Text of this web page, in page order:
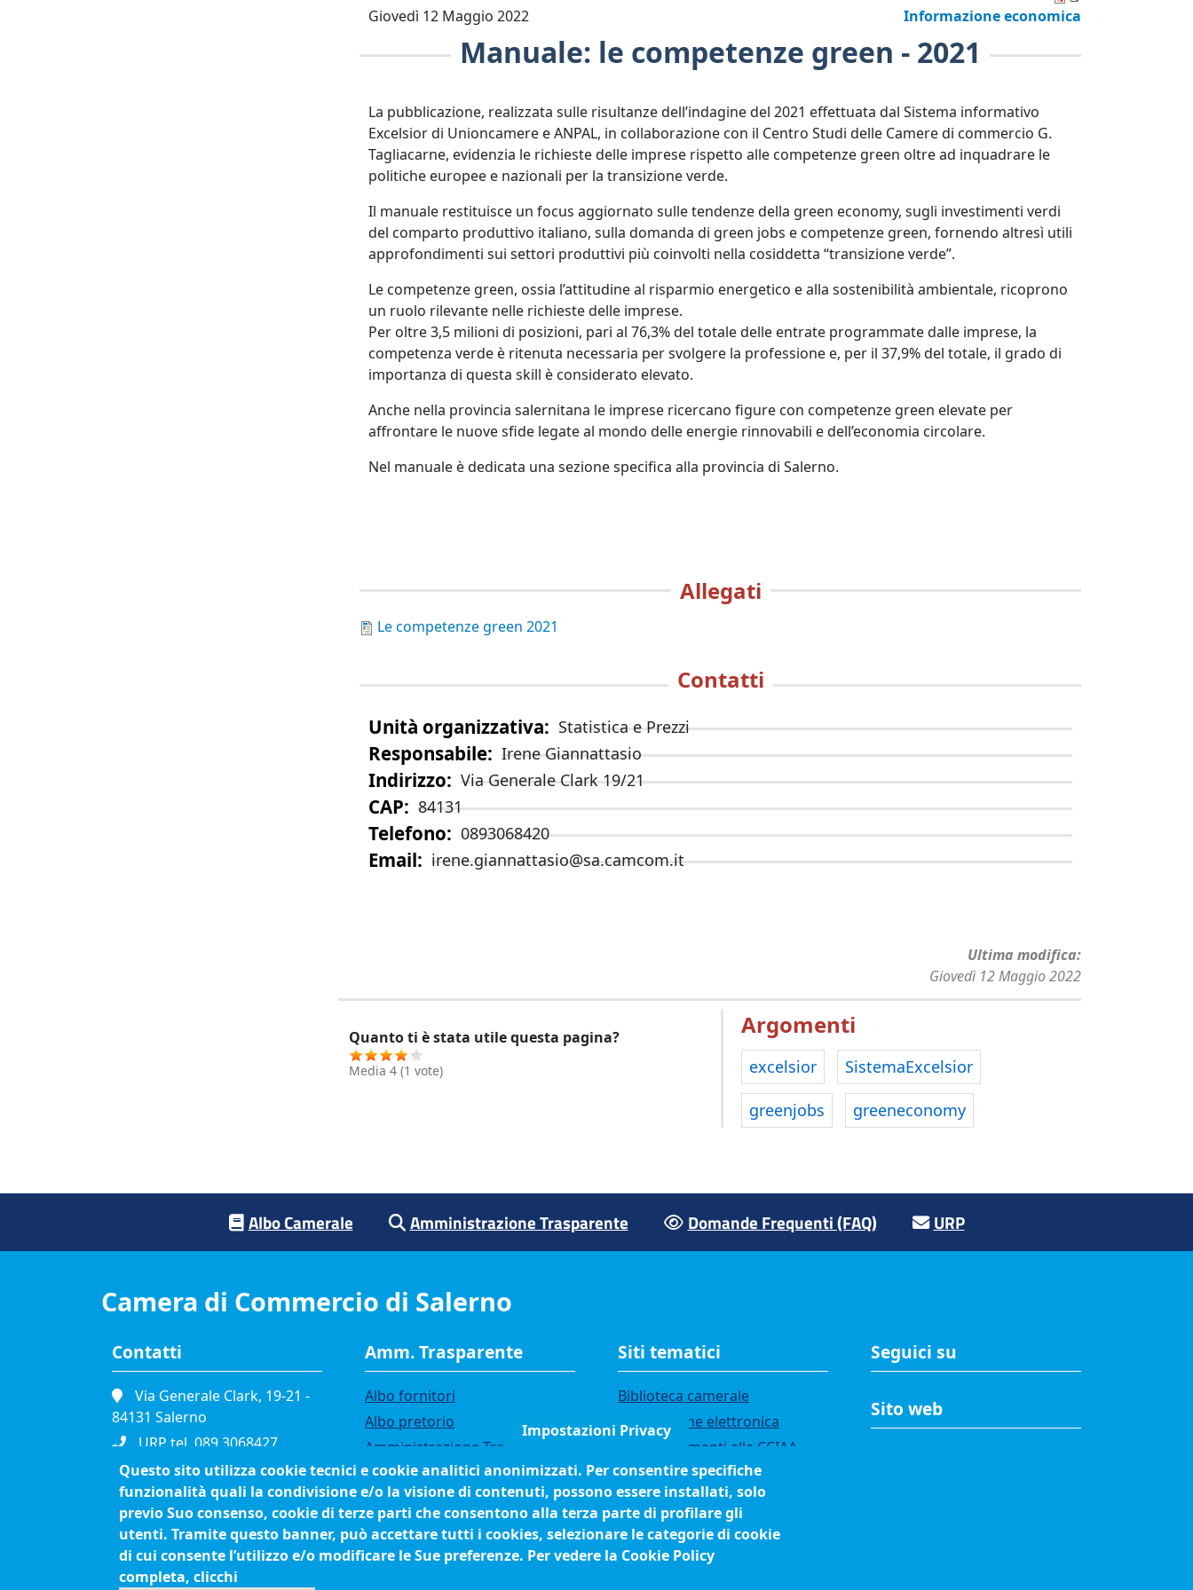
Informazione economica
Giovedì 12 Maggio 2022
Manuale: le competenze green - 2021
La pubblicazione, realizzata sulle risultanze dell’indagine del 2021 effettuata dal Sistema informativo
Excelsior di Unioncamere e ANPAL, in collaborazione con il Centro Studi delle Camere di commercio G.
Tagliacarne, evidenzia le richieste delle imprese rispetto alle competenze green oltre ad inquadrare le
politiche europee e nazionali per la transizione verde.
Il manuale restituisce un focus aggiornato sulle tendenze della green economy, sugli investimenti verdi
del comparto produttivo italiano, sulla domanda di green jobs e competenze green, fornendo altresì utili
approfondimenti sui settori produttivi più coinvolti nella cosiddetta “transizione verde”.
Le competenze green, ossia l’attitudine al risparmio energetico e alla sostenibilità ambientale, ricoprono
un ruolo rilevante nelle richieste delle imprese.
Per oltre 3,5 milioni di posizioni, pari al 76,3% del totale delle entrate programmate dalle imprese, la
competenza verde è ritenuta necessaria per svolgere la professione e, per il 37,9% del totale, il grado di
importanza di questa skill è considerato elevato.
Anche nella provincia salernitana le imprese ricercano figure con competenze green elevate per
affrontare le nuove sfide legate al mondo delle energie rinnovabili e dell’economia circolare.
Nel manuale è dedicata una sezione specifica alla provincia di Salerno.
Allegati
Le competenze green 2021
Contatti
Unità organizzativa Statistica e Prezzi
Responsabile Irene Giannattasio
Indirizzo Via Generale Clark 19/21
CAP 84131
Telefono 0893068420
Email irene.giannattasio@sa.camcom.it
Ultima modifica
Giovedì 12 Maggio 2022
Quanto ti è stata utile questa pagina?
Media 4 (1 vote)
Argomenti
excelsior SistemaExcelsior
greenjobs greeneconomy
Footer menuAlbo Camerale Amministrazione Trasparente Domande Frequenti (FAQ) URP
Camera di Commercio di Salerno
Contatti
Via Generale Clark, 19-21 -
84131 Salerno
URP tel. 089.3068427
Portineria tel. 089.3068111
Fax. 089.334865
P.I. 01039610652
C.F. 80003090653
Cod. Fatturazione
Amm. Trasparente
Albo fornitori
Albo pretorio
Amministrazione Trasparente
Bandi di gara
Bilanci
Concorsi e selezioni
Organigramma
Siti tematici
Biblioteca camerale
Fatturazione elettronica
IBAN pagamenti alla CCIAA
Questionari soddisfazione
utenti
Seguici su
Sito web
Impostazioni Privacy
Questo sito utilizza cookie tecnici e cookie analitici anonimizzati. Per consentire specifiche
funzionalità quali la condivisione e/o la visione di contenuti, possono essere installati, solo
previo Suo consenso, cookie di terze parti che consentono alla terza parte di profilare gli
utenti. Tramite questo banner, può accettare tutti i cookies, selezionare le categorie di cookie
di cui consente l’utilizzo e/o modificare le Sue preferenze. Per vedere la Cookie Policy
completa, clicchi